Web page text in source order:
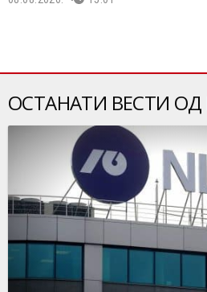
ОСТАНАТИ ВЕСТИ ОД